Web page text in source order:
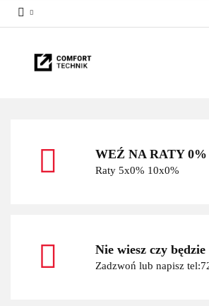
WEŹ NA RATY 0%
Raty 5x0% 10x0%
Nie wiesz czy będzie
Zadzwoń lub napisz